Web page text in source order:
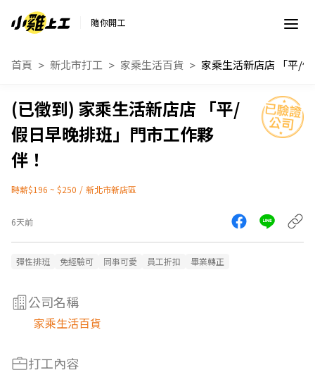
隨你開工
首頁 新北市打工 家乘生活百貨
家乘生活新店店 「平/
假日早晚排班」門市工作夥
伴！
時薪$196 ~ $250 / 新北市新店區
6天前
彈性排班 免經驗可 同事可愛 員工折扣 畢業轉正
公司名稱
家乘生活百貨
打工內容